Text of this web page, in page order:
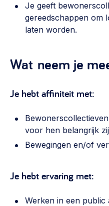
Je geeft
gereedschappen om
laten worden.
Wat neem je
Je hebt affiniteit met:
voor hen belangrijk
Bewegingen en/of
Je hebt ervaring met:
Werken in een public